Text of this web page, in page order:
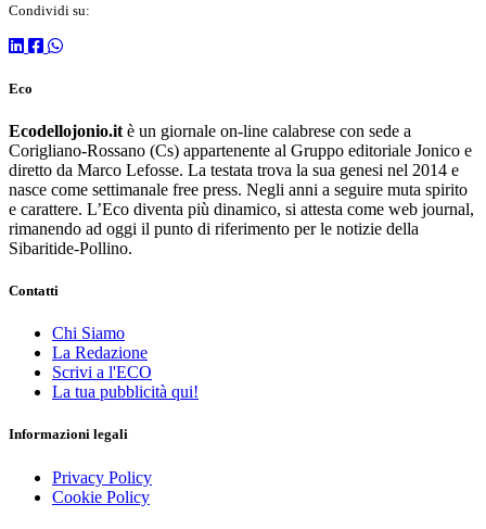
Condividi su:
Eco
Ecodellojonio.it è un giornale on-line calabrese con sede a
Corigliano-Rossano (Cs) appartenente al Gruppo editoriale Jonico e
diretto da Marco Lefosse. La testata trova la sua genesi nel 2014 e
nasce come settimanale free press. Negli anni a seguire muta spirito
e carattere. L’Eco diventa più dinamico, si attesta come web journal,
rimanendo ad oggi il punto di riferimento per le notizie della
Sibaritide-Pollino.
Contatti
Chi Siamo
La Redazione
Scrivi a l'ECO
La tua pubblicità qui!
Informazioni legali
Privacy Policy
Cookie Policy